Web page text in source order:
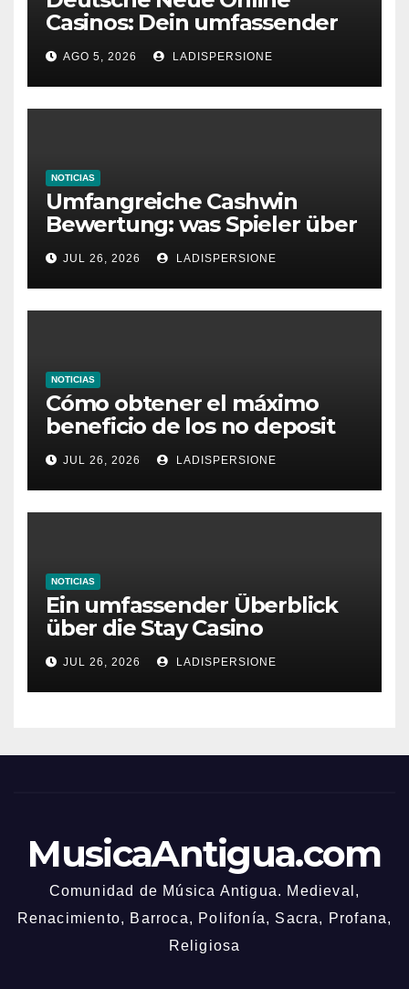
Casinos: Dein umfassender
Ratgeber für moderne
Glücksspielplattformen
AGO 5, 2026 LADISPERSIONE
NOTICIAS
Umfangreiche Cashwin
Bewertung: was Spieler über
dieses Casino denken
JUL 26, 2026 LADISPERSIONE
NOTICIAS
Cómo obtener el máximo
beneficio de los no deposit
bonus codes de roby casino
JUL 26, 2026 LADISPERSIONE
NOTICIAS
Ein umfassender Überblick
über die Stay Casino
Bonusbedingungen
JUL 26, 2026 LADISPERSIONE
MusicaAntigua.com
Comunidad de Música Antigua. Medieval,
Renacimiento, Barroca, Polifonía, Sacra, Profana,
Religiosa